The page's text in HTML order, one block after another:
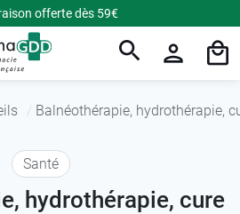
offerte dès 59€
Balnéothérapie, hydrothérapie,
Santé
hydrothérapie, cure